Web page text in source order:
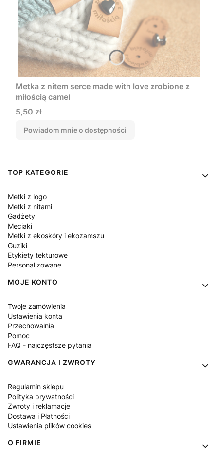
Metka z nitem serce made with love zrobione z
miłością camel
Cena
5,50 zł
Powiadom mnie o dostępności
Linki w stopce
TOP KATEGORIE
Metki z logo
Metki z nitami
Gadżety
Meciaki
Metki z ekoskóry i ekozamszu
Guziki
Etykiety tekturowe
Personalizowane
MOJE KONTO
Twoje zamówienia
Ustawienia konta
Przechowalnia
Pomoc
FAQ - najczęstsze pytania
GWARANCJA I ZWROTY
Regulamin sklepu
Polityka prywatności
Zwroty i reklamacje
Dostawa i Płatności
Ustawienia plików cookies
O FIRMIE